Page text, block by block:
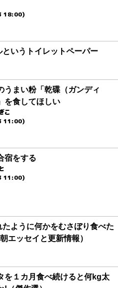
18:00)
いうトイレットペーパー
うまい粉「乾碟（ガンディ
を食してほしい
こ
11:00)
宿をする
11:00)
ように何かをむさぼり食べた
エッセイと更新情報）
を１カ月食べ続けると何kg太